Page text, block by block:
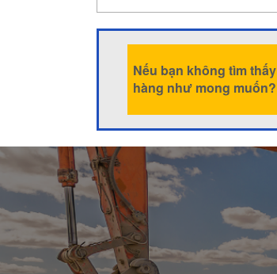
Nếu bạn không tìm thấy
hàng như mong muốn?